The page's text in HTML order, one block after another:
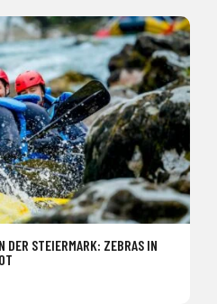
DER STEIERMARK: ZEBRAS IN